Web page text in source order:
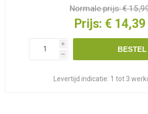
Normale prijs:€
Prijs: € 14,39
i
h
BESTEL
Levertijd indicatie: 1 tot 3